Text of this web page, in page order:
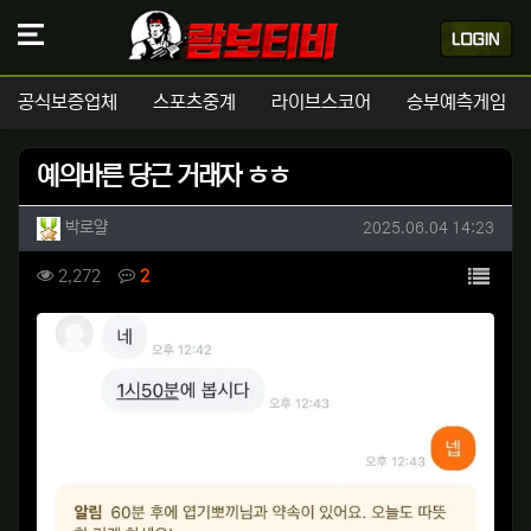
공식보증업체 스포츠중계 라이브스코어 승부예측게임
예의바른 당근 거래자 ㅎㅎ
작성자 정보
박로얄작성 작성일
2025.06.04 14:23
컨텐츠 정보
2,272 조회 2댓글 목록
본문